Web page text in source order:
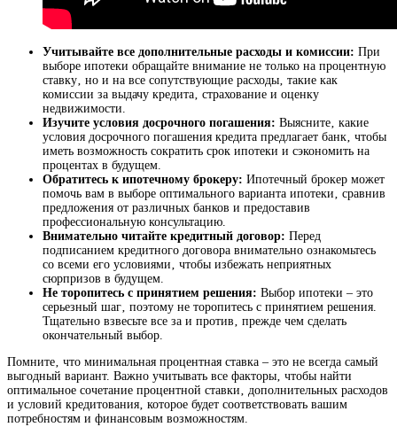
Учитывайте все дополнительные расходы и комиссии: При
выборе ипотеки обращайте внимание не только на процентную
ставку‚ но и на все сопутствующие расходы‚ такие как
комиссии за выдачу кредита‚ страхование и оценку
недвижимости.
Изучите условия досрочного погашения: Выясните‚ какие
условия досрочного погашения кредита предлагает банк‚ чтобы
иметь возможность сократить срок ипотеки и сэкономить на
процентах в будущем.
Обратитесь к ипотечному брокеру: Ипотечный брокер может
помочь вам в выборе оптимального варианта ипотеки‚ сравнив
предложения от различных банков и предоставив
профессиональную консультацию.
Внимательно читайте кредитный договор: Перед
подписанием кредитного договора внимательно ознакомьтесь
со всеми его условиями‚ чтобы избежать неприятных
сюрпризов в будущем.
Не торопитесь с принятием решения: Выбор ипотеки – это
серьезный шаг‚ поэтому не торопитесь с принятием решения.
Тщательно взвесьте все за и против‚ прежде чем сделать
окончательный выбор.
Помните‚ что минимальная процентная ставка – это не всегда самый
выгодный вариант. Важно учитывать все факторы‚ чтобы найти
оптимальное сочетание процентной ставки‚ дополнительных расходов
и условий кредитования‚ которое будет соответствовать вашим
потребностям и финансовым возможностям.